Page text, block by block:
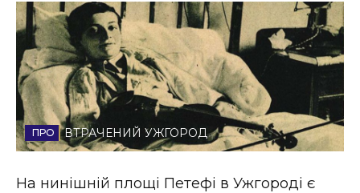
Політика
Соціум
Спорт
Стиль життя
ВТРАЧЕНИЙ УЖГОРОД
На нинішній площі Петефі в Ужгороді є